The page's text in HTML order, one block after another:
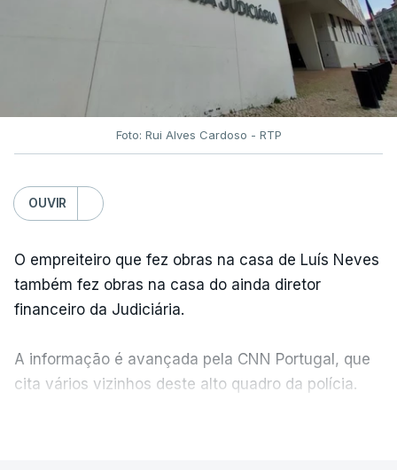
Foto: Rui Alves Cardoso - RTP
OUVIR
O empreiteiro que fez obras na casa de Luís Neves
também fez obras na casa do ainda diretor
financeiro da Judiciária.
A informação é avançada pela CNN Portugal, que
cita vários vizinhos deste alto quadro da polícia.